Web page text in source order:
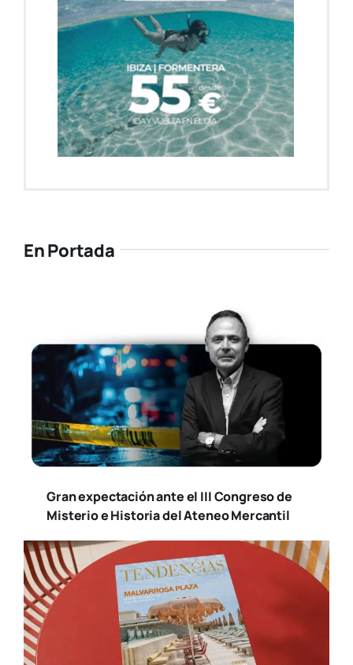
En Portada
Gran expectación ante el III Congreso de
Misterio e Historia del Ateneo Mercantil